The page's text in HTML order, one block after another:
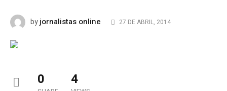
byjornalistas online 27 DE ABRIL, 2014
0 4